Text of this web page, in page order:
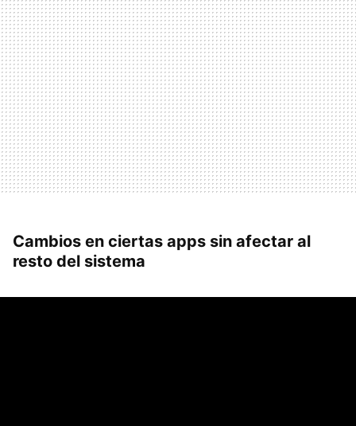
Cambios en ciertas apps sin afectar al
resto del sistema